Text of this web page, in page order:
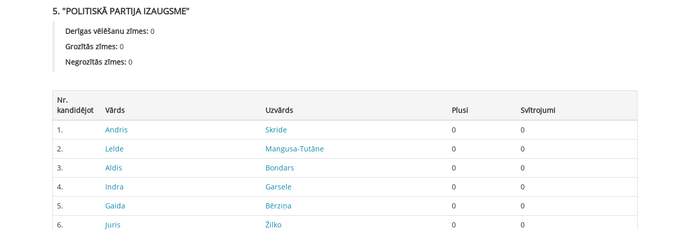
5. "POLITISKĀ PARTIJA IZAUGSME"
Derīgas vēlēšanu zīmes: 0
Grozītās zīmes: 0
Negrozītās zīmes: 0
Nr.
kandidējot
Vārds Uzvārds Plusi
Svītrojumi
1.
Andris Skride 0
0
2.
Lelde Mangusa-Tutāne 0
0
3.
Aldis Bondars 0
0
4.
Indra Garsele 0
0
5.
Gaida Bērziņa 0
0
6.
Juris Žilko 0 0